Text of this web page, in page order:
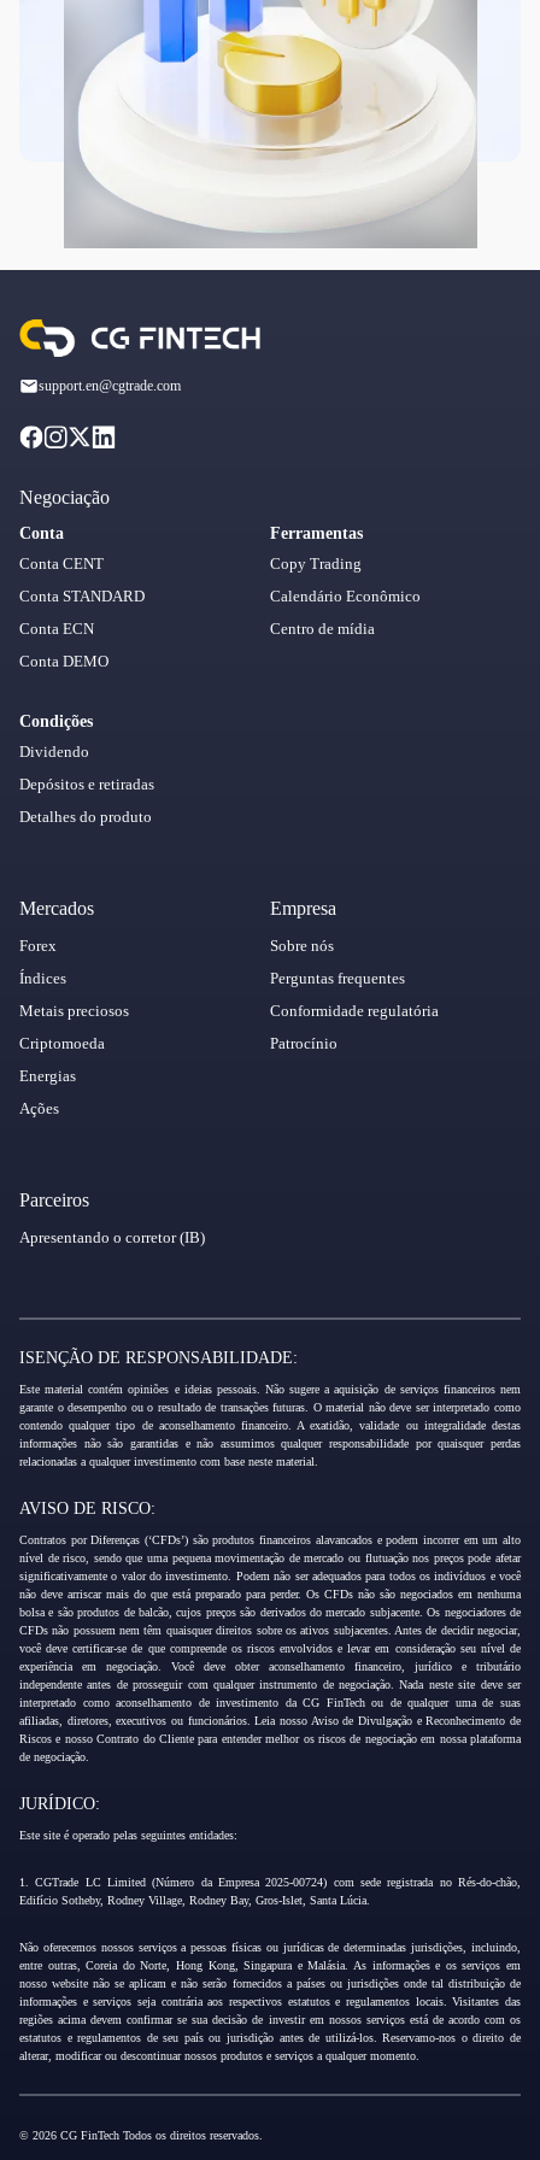
support.en@cgtrade.com
Negociação
Conta
Conta CENT
Conta STANDARD
Conta ECN
Conta DEMO
Condições
Dividendo
Depósitos e retiradas
Detalhes do produto
Ferramentas
Copy Trading
Calendário Econômico
Centro de mídia
Mercados
Forex
Índices
Metais preciosos
Criptomoeda
Energias
Ações
Empresa
Sobre nós
Perguntas frequentes
Conformidade regulatória
Patrocínio
Parceiros
Apresentando o corretor (IB)
ISENÇÃO DE RESPONSABILIDADE:
Este material contém opiniões e ideias pessoais. Não sugere a aquisição de serviços financeiros nem
garante o desempenho ou o resultado de transações futuras. O material não deve ser interpretado como
contendo qualquer tipo de aconselhamento financeiro. A exatidão, validade ou integralidade destas
informações não são garantidas e não assumimos qualquer responsabilidade por quaisquer perdas
relacionadas a qualquer investimento com base neste material.
AVISO DE RISCO:
Contratos por Diferenças (‘CFDs’) são produtos financeiros alavancados e podem incorrer em um alto
nível de risco, sendo que uma pequena movimentação de mercado ou flutuação nos preços pode afetar
significativamente o valor do investimento. Podem não ser adequados para todos os indivíduos e você
não deve arriscar mais do que está preparado para perder. Os CFDs não são negociados em nenhuma
bolsa e são produtos de balcão, cujos preços são derivados do mercado subjacente. Os negociadores de
CFDs não possuem nem têm quaisquer direitos sobre os ativos subjacentes. Antes de decidir negociar,
você deve certificar-se de que compreende os riscos envolvidos e levar em consideração seu nível de
experiência em negociação. Você deve obter aconselhamento financeiro, jurídico e tributário
independente antes de prosseguir com qualquer instrumento de negociação. Nada neste site deve ser
interpretado como aconselhamento de investimento da CG FinTech ou de qualquer uma de suas
afiliadas, diretores, executivos ou funcionários. Leia nosso Aviso de Divulgação e Reconhecimento de
Riscos e nosso Contrato do Cliente para entender melhor os riscos de negociação em nossa plataforma
de negociação.
JURÍDICO:
Este site é operado pelas seguintes entidades:
1. CGTrade LC Limited (Número da Empresa 2025-00724) com sede registrada no Rés-do-chão,
Edifício Sotheby, Rodney Village, Rodney Bay, Gros-Islet, Santa Lúcia.
Não oferecemos nossos serviços a pessoas físicas ou jurídicas de determinadas jurisdições, incluindo,
entre outras, Coreia do Norte, Hong Kong, Singapura e Malásia. As informações e os serviços em
nosso website não se aplicam e não serão fornecidos a países ou jurisdições onde tal distribuição de
informações e serviços seja contrária aos respectivos estatutos e regulamentos locais. Visitantes das
regiões acima devem confirmar se sua decisão de investir em nossos serviços está de acordo com os
estatutos e regulamentos de seu país ou jurisdição antes de utilizá-los. Reservamo-nos o direito de
alterar, modificar ou descontinuar nossos produtos e serviços a qualquer momento.
© 2026 CG FinTech Todos os direitos reservados.